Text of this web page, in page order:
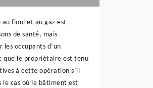
au fioul et au gaz est
de santé, mais
occupants d’un
que le propriétaire est tenu
à cette opération s’il
le cas où le bâtiment est